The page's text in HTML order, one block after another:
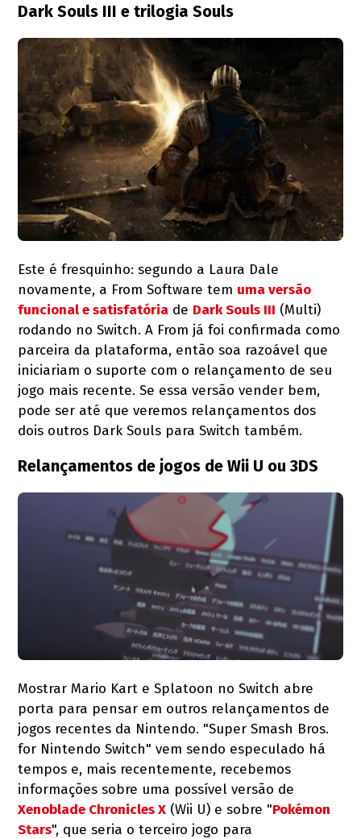
Dark Souls III e trilogia Souls
Este é fresquinho: segundo a Laura Dale
novamente, a From Software tem uma versão
funcional e satisfatória de Dark Souls III (Multi)
rodando no Switch. A From já foi confirmada como
parceira da plataforma, então soa razoável que
iniciariam o suporte com o relançamento de seu
jogo mais recente. Se essa versão vender bem,
pode ser até que veremos relançamentos dos
dois outros Dark Souls para Switch também.
Relançamentos de jogos de Wii U ou 3DS
Mostrar Mario Kart e Splatoon no Switch abre
porta para pensar em outros relançamentos de
jogos recentes da Nintendo. "Super Smash Bros.
for Nintendo Switch" vem sendo especulado há
tempos e, mais recentemente, recebemos
informações sobre uma possível versão de
Xenoblade Chronicles X (Wii U) e sobre "Pokémon
Stars", que seria o terceiro jogo para